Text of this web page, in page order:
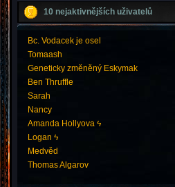
10 nejaktivnějších uživatelů
Bc. Vodacek je osel
Tomaash
Geneticky změněný Eskymak
Ben Thruffle
Sarah
Nancy
Amanda Hollyova ϟ
Logan ϟ
Medvěd
Thomas Algarov